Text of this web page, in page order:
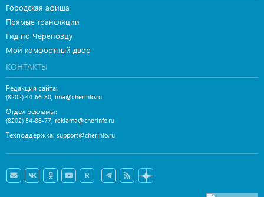
Городская афиша
Прямые трансляции
Гид по Череповцу
Мой комфортный двор
КОНТАКТЫ
Редакция сайта:
(8202) 44-66-80, ima@cherinfo.ru
Отдел рекламы:
(8202) 54-88-77, reklama@cherinfo.ru
Техподдержка: support@cherinfo.ru